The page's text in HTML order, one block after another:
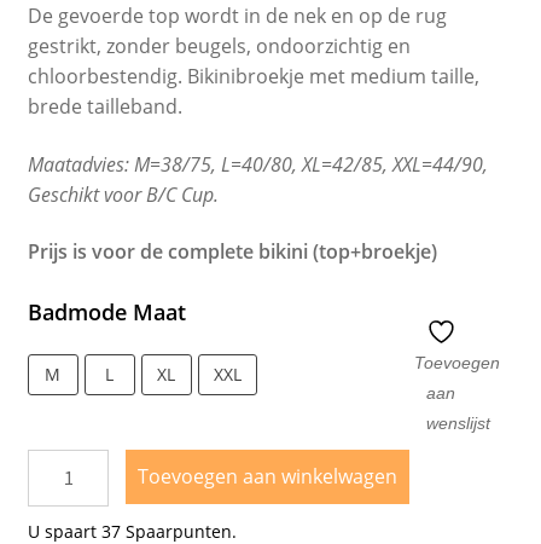
De gevoerde top wordt in de nek en op de rug
gestrikt, zonder beugels, ondoorzichtig en
chloorbestendig. Bikinibroekje met medium taille,
brede tailleband.
Maatadvies: M=38/75, L=40/80, XL=42/85, XXL=44/90,
Geschikt voor B/C Cup.
Prijs is voor de complete bikini (top+broekje)
Badmode Maat
M L XL XXL
Toevoegen aan winkelwagen
U spaart 37Spaarpunten.
Toevoegen
aan
wenslijst